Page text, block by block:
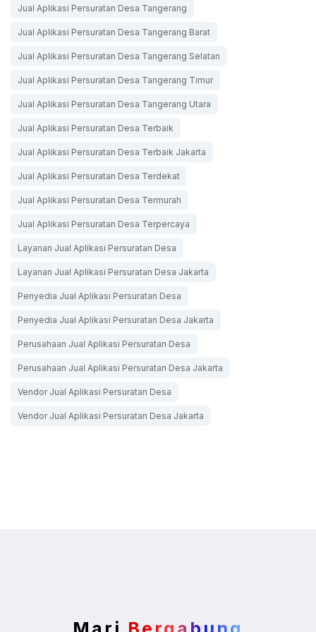
Jual Aplikasi Persuratan Desa Tangerang
Jual Aplikasi Persuratan Desa Tangerang Barat
Jual Aplikasi Persuratan Desa Tangerang Selatan
Jual Aplikasi Persuratan Desa Tangerang Timur
Jual Aplikasi Persuratan Desa Tangerang Utara
Jual Aplikasi Persuratan Desa Terbaik
Jual Aplikasi Persuratan Desa Terbaik Jakarta
Jual Aplikasi Persuratan Desa Terdekat
Jual Aplikasi Persuratan Desa Termurah
Jual Aplikasi Persuratan Desa Terpercaya
Layanan Jual Aplikasi Persuratan Desa
Layanan Jual Aplikasi Persuratan Desa Jakarta
Penyedia Jual Aplikasi Persuratan Desa
Penyedia Jual Aplikasi Persuratan Desa Jakarta
Perusahaan Jual Aplikasi Persuratan Desa
Perusahaan Jual Aplikasi Persuratan Desa Jakarta
Vendor Jual Aplikasi Persuratan Desa
Vendor Jual Aplikasi Persuratan Desa Jakarta